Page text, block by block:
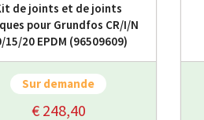
de joints et de joints
pour Grundfos CR/I/N
15/20 EPDM (96509609)
Sur demande
€ 248,40